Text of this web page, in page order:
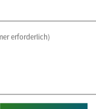
erforderlich)